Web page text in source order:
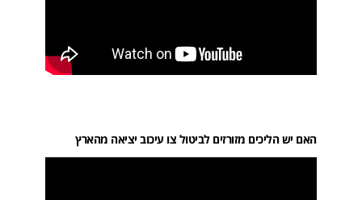
האם יש הליכים מזורזים לביטול צו עיכוב יציאה מהארץ